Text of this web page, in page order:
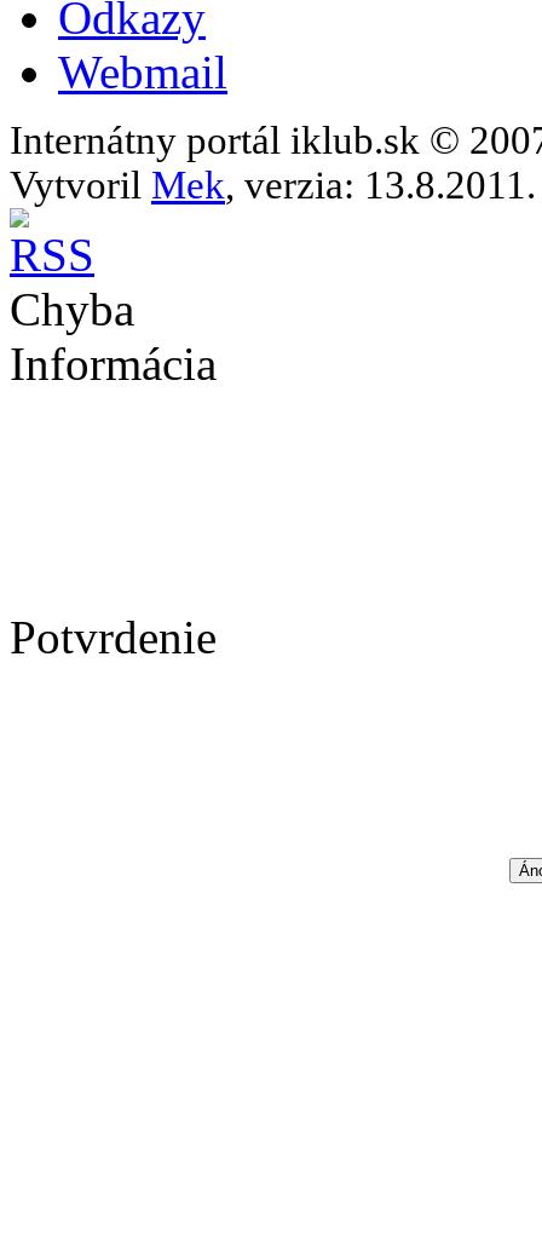
Odkazy
Webmail
Internátny portál iklub.sk ©
Vytvoril Mek, verzia: 13.8.2011.
Chyba
Informácia
Potvrdenie